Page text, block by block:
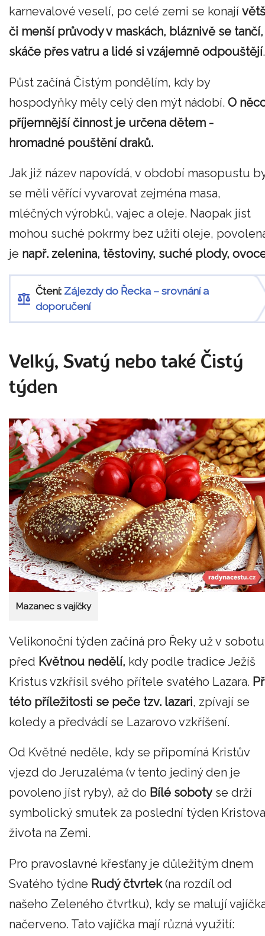
karnevalové veselí, po celé zemi se konají
či menší průvody v maskách, bláznivě se tančí,
skáče přes vatru a lidé si vzájemně odpouštějí.
Půst začíná Čistým pondělím, kdy by
hospodyňky měly celý den mýt nádobí. O
příjemnější činnost je určena dětem -
hromadné pouštění draků.
Jak již název napovídá, v období masopustu
se měli věřící vyvarovat zejména masa,
mléčných výrobků, vajec a oleje. Naopak jíst
mohou suché pokrmy bez užití oleje,
je např. zelenina, těstoviny, suché plody,
Čtení: Zájezdy do Řecka – srovnání a
doporučení
Velký, Svatý nebo také Čistý
týden
Mazanec s vajíčky
Velikonoční týden začíná pro Řeky už v sobotu
před Květnou nedělí, kdy podle tradice Ježíš
Kristus vzkřísil svého přítele svatého Lazara.
této příležitosti se peče tzv. lazari, zpívají se
koledy a předvádí se Lazarovo vzkříšení.
Od Květné neděle, kdy se připomíná Kristův
vjezd do Jeruzaléma (v tento jediný den je
povoleno jíst ryby), až do Bílé sobotyse drží
symbolický smutek za poslední týden Kristova
života na Zemi.
Pro pravoslavné křesťany je důležitým dnem
Svatého týdne Rudý čtvrtek(na rozdíl od
našeho Zeleného čtvrtku), kdy se malují
načerveno. Tato vajíčka mají různá využití: